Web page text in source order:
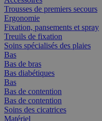
Trousses de premiers secours
Ergonomie
Fixation, pansements et spray
Treuils de fixation
Soins spécialisés des plaies
Bas
Bas de bras
Bas diabétiques
Bas
Bas de contention
Bas de contention
Soins des cicatrices
Matériel